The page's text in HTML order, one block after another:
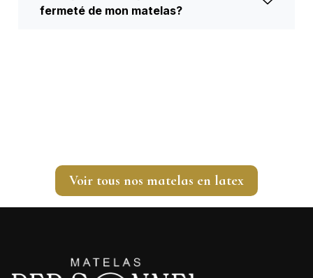
fermeté de mon matelas?
Voir tous nos matelas en latex